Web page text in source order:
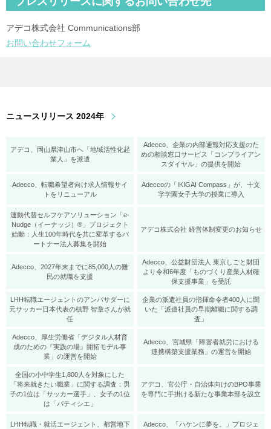
アデコ株式会社 Communications部
お問い合わせフォーム
ニュースリリース 2024年
アデコ、岡山県津山市へ「地域活性化起
業人」を派遣
Adecco、企業の内部通報対応支援のた
めの相談窓口サービス「コンプライアン
スダイヤル」の提供を開始
Adecco、転職希望者向け求人情報サイ
トをリニューアル
Adeccoの「IKIGAI Compass」が、十文
字学園女子大学の授業に導入
運動代替セルフケアソリューション「e-
Nudge（イーナッジ）®」プロジェクト
始動：人生100年時代を共に変革するパ
ートナー法人募集を開始
アデコ株式会社 経営体制変更のお知らせ
Adecco、2027年末までに85,000人の難
民の就職を支援
Adecco、公益財団法人 東京しごと財団
より令和6年度「ものづくり産業人材確
保支援事業」を受託
LHH転職エージェントのアンバサダーに
元サッカー日本代表の槙野 智章さんが就
任
企業の派遣社員の指揮命令者400人に聞
いた「派遣社員の早期離職に関する調
査」
Adecco、厚生労働省「デジタル人材育
成のための『実践の場』開拓モデル事
業」の運営を開始
Adecco、宮城県「障害者就労における
連携構築支援業務」の運営を開始
全国の小中学生1,800人を対象にした
「将来就きたい職業」に関する調査：男
子の1位は「サッカー選手」、女子の1位
は「パティシエ」
アデコ、官公庁・自治体向けのBPO事業
を専門に手掛ける新たな事業本部を設立
LHH転職・就活エージェント、都営地下
Adecco、「ハケンに夢を。」プロジェ